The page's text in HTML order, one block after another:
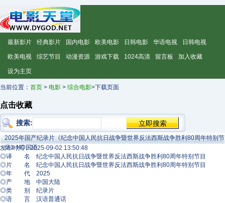
最新影片 经典影片 国内电影 欧美电影 日韩电影 华语电视 日韩电视
欧美电视 综艺节目 动漫资源 游戏下载 1024高清 留言板 加入收藏
设为主页
当前位置： 首页 > 电影 > 综合电影>下载页面
点击收藏
搜索:
2025年国产纪录片《纪念中国人民抗日战争暨世界反法西斯战争胜利80周年特别节
目》HD国语
发布时间：2025-09-02 13:50:48
◎译 名 纪念中国人民抗日战争暨世界反法西斯战争胜利80周年特别节目
◎片 名 纪念中国人民抗日战争暨世界反法西斯战争胜利80周年特别节目
◎年 代 2025
◎产 地 中国大陆
◎类 别 纪录片
◎语 言 汉语普通话